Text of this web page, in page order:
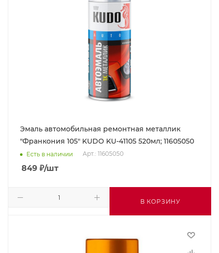
Эмаль автомобильная ремонтная металлик
"Франкония 105" KUDO KU-41105 520мл; 11605050
Есть в наличии Арт.: 11605050
849 ₽/шт
В КОРЗИНУ